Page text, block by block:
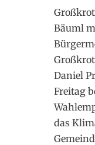
Bäuml
Daniel
Freitag
das